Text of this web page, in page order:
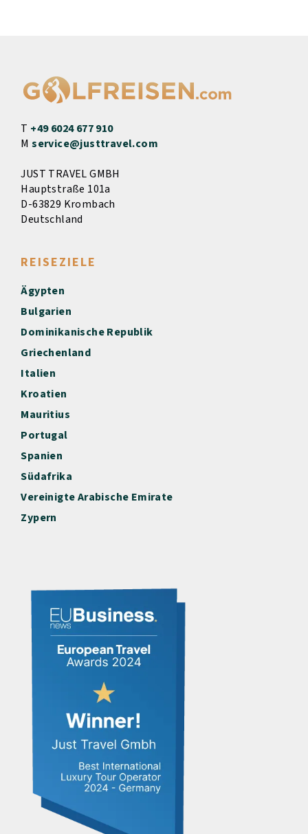
T +49 6024 677 910
Mservice@justtravel.com
JUST TRAVEL GMBH
Hauptstraße 101a
D-63829 Krombach
Deutschland
REISEZIELE
Ägypten
Bulgarien
Dominikanische Republik
Griechenland
Italien
Kroatien
Mauritius
Portugal
Spanien
Südafrika
Vereinigte Arabische Emirate
Zypern